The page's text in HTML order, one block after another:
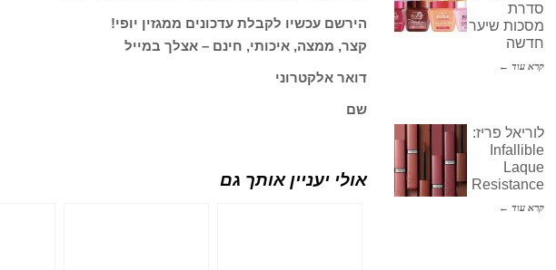
הירשם עכשיו לקבלת עדכונים ממגזין יופי!
קצר, ממצה, איכותי, חינם – אצלך במייל
דואר אלקטרוני
שם
אולי יעניין אותך גם
סדרת
מסכות שיער
חדשה
קרא עוד ←
לוריאל פריז:
Infallible
Laque
Resistance
קרא עוד ←